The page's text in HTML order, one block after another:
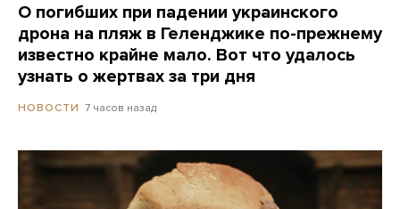
О погибших при падении украинского
дрона на пляж в Геленджике по-прежнему
известно крайне мало. Вот что удалось
узнать о жертвах за три дня
НОВОСТИ 7 часов назад